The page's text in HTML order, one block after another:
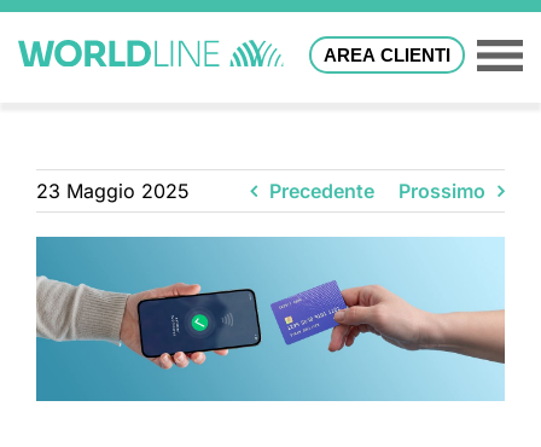
AREA CLIENTI
23 Maggio 2025 Precedente Prossimo